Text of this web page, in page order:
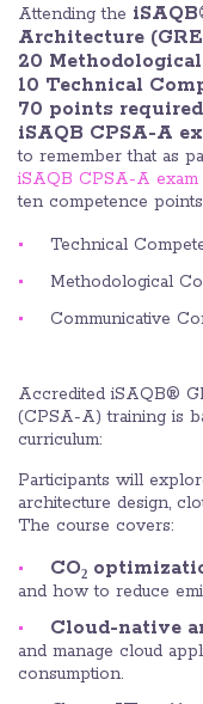
Attending the
Architecture
20
10 Technical
70 points
iSAQB CPSA-A
to remember that as
iSAQB CPSA-A
ten competence
Technical
Methodological
Communicative
Accredited iSAQB®
(CPSA-A) training is
curriculum:
Participants will
architecture design,
The course covers:
CO₂
and how to reduce
Cloud-native
and manage cloud
consumption.